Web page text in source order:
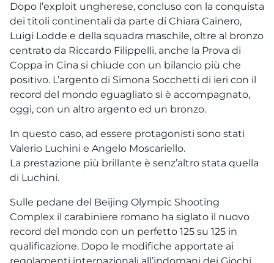
Dopo l’exploit ungherese, concluso con la conquista
dei titoli continentali da parte di Chiara Cainero,
Luigi Lodde e della squadra maschile, oltre al bronzo
centrato da Riccardo Filippelli, anche la Prova di
Coppa in Cina si chiude con un bilancio più che
positivo. L’argento di Simona Socchetti di ieri con il
record del mondo eguagliato si è accompagnato,
oggi, con un altro argento ed un bronzo.
In questo caso, ad essere protagonisti sono stati
Valerio Luchini e Angelo Moscariello.
La prestazione più brillante è senz’altro stata quella
di Luchini.
Sulle pedane del Beijing Olympic Shooting
Complex il carabiniere romano ha siglato il nuovo
record del mondo con un perfetto 125 su 125 in
qualificazione. Dopo le modifiche apportate ai